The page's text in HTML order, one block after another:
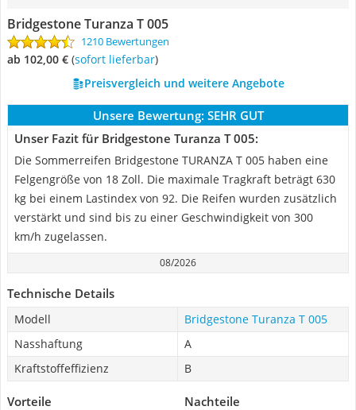
Bridgestone Turanza T 005
1210 Bewertungen
ab 102,00 € ( Sofort lieferbar)
Preisvergleich und weitere Angebote
Unsere Bewertung: SEHR GUT
Unser Fazit für Bridgestone Turanza T 005:
Die Sommerreifen Bridgestone TURANZA T 005 haben eine
Felgengröße von 18 Zoll. Die maximale Tragkraft beträgt 630
kg bei einem Lastindex von 92. Die Reifen wurden zusätzlich
verstärkt und sind bis zu einer Geschwindigkeit von 300
km/h zugelassen.
08/2026
Technische Details
Modell
Bridgestone Turanza T 005
Nasshaftung
A
Kraftstoffeffizienz
B
Vorteile Nachteile